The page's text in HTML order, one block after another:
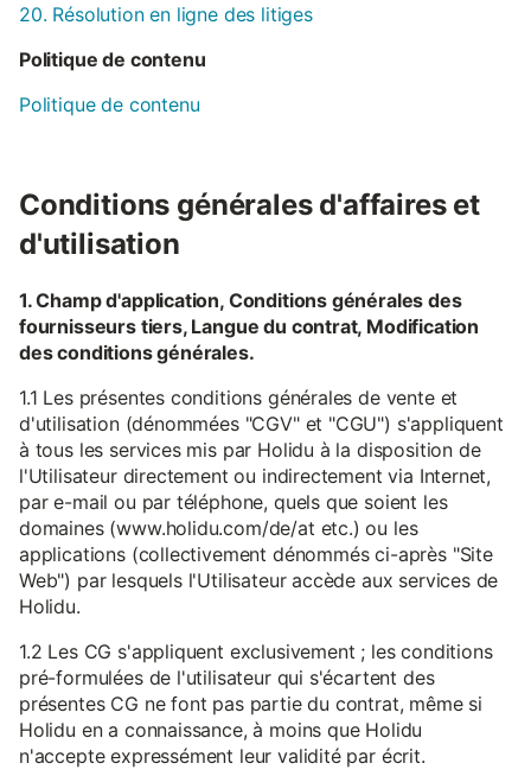
20. Résolution en ligne des litiges
Politique de contenu
Politique de contenu
Conditions générales d'affaires et
d'utilisation
1. Champ d'application, Conditions générales des
fournisseurs tiers, Langue du contrat, Modification
des conditions générales.
1.1 Les présentes conditions générales de vente et
d'utilisation (dénommées "CGV" et "CGU") s'appliquent
à tous les services mis par Holidu à la disposition de
l'Utilisateur directement ou indirectement via Internet,
par e-mail ou par téléphone, quels que soient les
domaines (www.holidu.com/de/at etc.) ou les
applications (collectivement dénommés ci-après "Site
Web") par lesquels l'Utilisateur accède aux services de
Holidu.
1.2 Les CG s'appliquent exclusivement ; les conditions
pré-formulées de l'utilisateur qui s'écartent des
présentes CG ne font pas partie du contrat, même si
Holidu en a connaissance, à moins que Holidu
n'accepte expressément leur validité par écrit.